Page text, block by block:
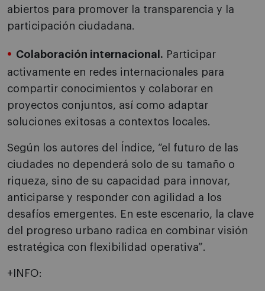
abiertos para promover la transparencia y la
participación ciudadana.
Colaboración internacional. Participar
activamente en redes internacionales para
compartir conocimientos y colaborar en
proyectos conjuntos, así como adaptar
soluciones exitosas a contextos locales.
Según los autores del Índice, “el futuro de las
ciudades no dependerá solo de su tamaño o
riqueza, sino de su capacidad para innovar,
anticiparse y responder con agilidad a los
desafíos emergentes. En este escenario, la clave
del progreso urbano radica en combinar visión
estratégica con flexibilidad operativa”.
+INFO: